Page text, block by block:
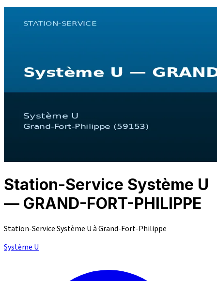
Station-Service Système U
— GRAND-FORT-PHILIPPE
Station-Service Système U à Grand-Fort-Philippe
Système U